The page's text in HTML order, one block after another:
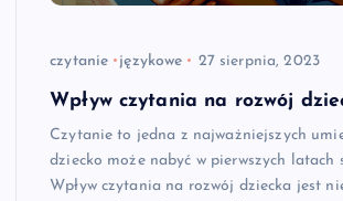
czytanie językowe 27 sierpnia, 2023
Wpływ czytania na rozwój
Czytanie to jedna z najważniejszych
dziecko może nabyć w pierwszych latach
Wpływ czytania na rozwój dziecka jest